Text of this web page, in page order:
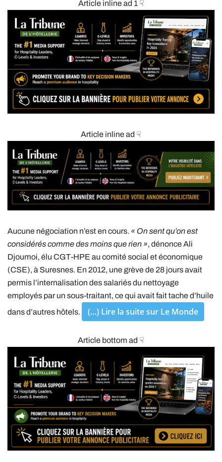
Article inline ad 1 ☟
Article inline ad ☟
Aucune négociation n’est en cours. « On sent qu’on est
considérés comme des moins que rien », dénonce Ali
Djoumoi, élu CGT-HPE au comité social et économique
(CSE), à Suresnes. En 2012, une grève de 28 jours avait
permis l’internalisation des salariés du nettoyage
employés par un sous-traitant, ce qui avait fait tache d’huile
dans d’autres hôtels.
(…) Lire la suite sur Le Monde
Article bottom ad ☟